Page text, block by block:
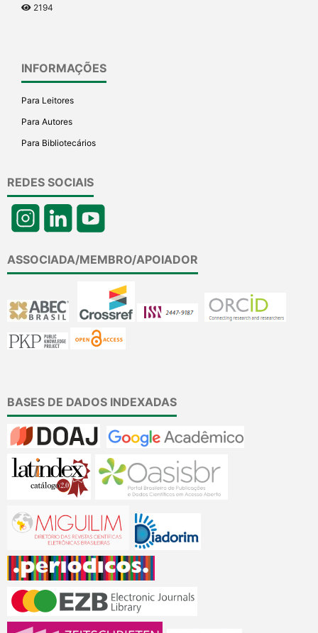
2194
INFORMAÇÕES
Para Leitores
Para Autores
Para Bibliotecários
REDES SOCIAIS
ASSOCIADA/MEMBRO/APOIADOR
BASES DE DADOS INDEXADAS